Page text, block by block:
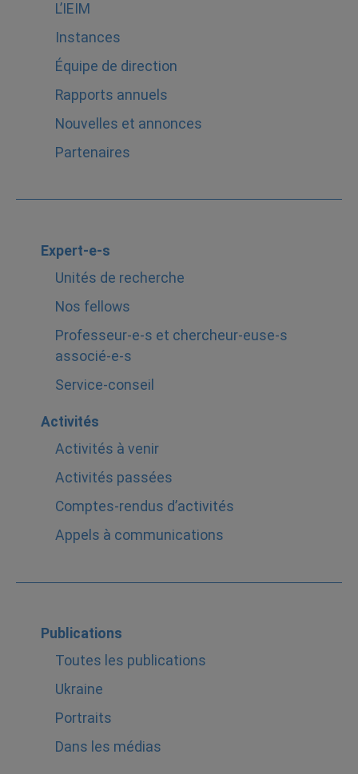
L’IEIM
Instances
Équipe de direction
Rapports annuels
Nouvelles et annonces
Partenaires
Expert-e-s
Unités de recherche
Nos fellows
Professeur-e-s et chercheur-euse-s
associé-e-s
Service-conseil
Activités
Activités à venir
Activités passées
Comptes-rendus d’activités
Appels à communications
Publications
Toutes les publications
Ukraine
Portraits
Dans les médias